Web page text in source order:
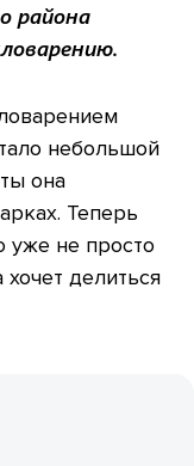
района
небольшой
она
Теперь
уже не просто
делиться